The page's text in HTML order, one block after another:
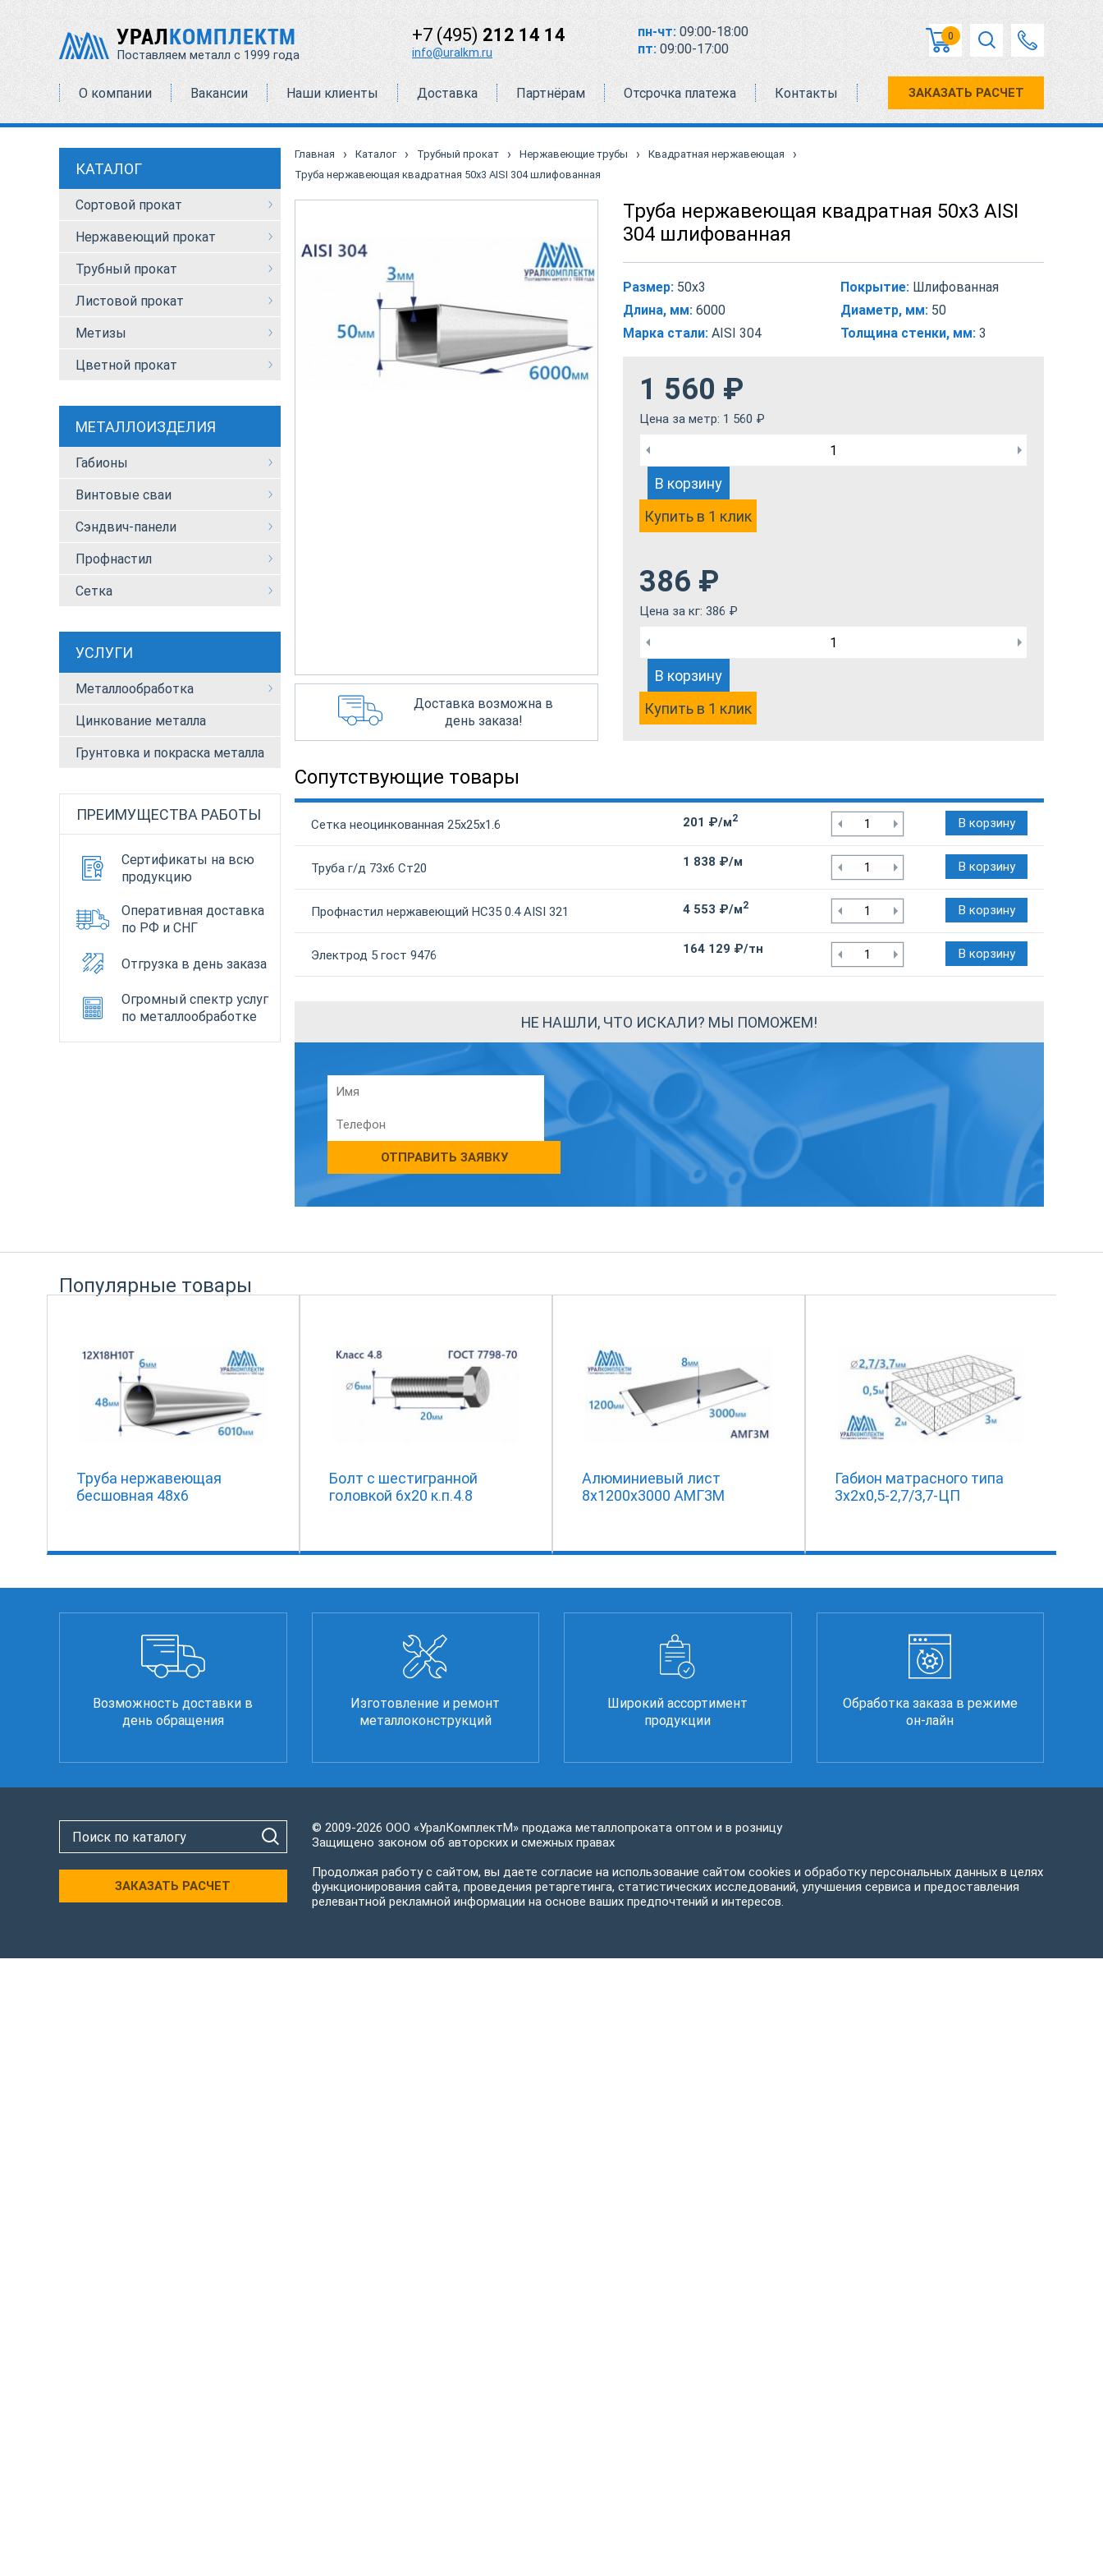
УРАЛКОМПЛЕКТМ
Поставляем металл с 1999 года
+7 (495) 212 14 14
info@uralkm.ru
пн-чт: 09:00-18:00
пт: 09:00-17:00
0
О компании Вакансии Наши клиенты Доставка Партнёрам Отсрочка платежа Контакты ЗАКАЗАТЬ РАСЧЕТ
КАТАЛОГ
Сортовой прокат
Нержавеющий прокат
Трубный прокат
Листовой прокат
Метизы
Цветной прокат
МЕТАЛЛОИЗДЕЛИЯ
Габионы
Винтовые сваи
Сэндвич-панели
Профнастил
Сетка
УСЛУГИ
Металлообработка
Цинкование металла
Грунтовка и покраска металла
ПРЕИМУЩЕСТВА РАБОТЫ
Сертификаты на всю
продукцию
Оперативная доставка
по РФ и СНГ
Отгрузка в день заказа
Огромный спектр услуг
по металлообработке
Главная › Каталог › Трубный прокат › Нержавеющие трубы › Квадратная нержавеющая ›
Труба нержавеющая квадратная 50х3 AISI 304 шлифованная
Доставка возможна в
день заказа!
Труба нержавеющая квадратная 50х3 AISI
304 шлифованная
Размер: 50х3
Длина, мм: 6000
Марка стали: AISI 304
Покрытие: Шлифованная
Диаметр, мм: 50
Толщина стенки, мм: 3
1 560 ₽
Цена за метр: 1 560 ₽
В корзину
Купить в 1 клик
386 ₽
Цена за кг: 386 ₽
В корзину
Купить в 1 клик
Сопутствующие товары
Сетка неоцинкованная 25х25х1.6 201 ₽/м2 В корзину
Труба г/д 73х6 Ст20 1 838 ₽/м В корзину
Профнастил нержавеющий НС35 0.4 AISI 321 4 553 ₽/м2 В корзину
Электрод 5 гост 9476 164 129 ₽/тн В корзину
НЕ НАШЛИ, ЧТО ИСКАЛИ? МЫ ПОМОЖЕМ!
ОТПРАВИТЬ ЗАЯВКУ
Популярные товары
Труба нержавеющая
бесшовная 48х6
Болт с шестигранной
головкой 6х20 к.п.4.8
Алюминиевый лист
8х1200х3000 АМГ3М
Габион матрасного типа
3х2х0,5-2,7/3,7-ЦП
Возможность доставки в
день обращения
Изготовление и ремонт
металлоконструкций
Широкий ассортимент
продукции
Обработка заказа в режиме
он-лайн
ЗАКАЗАТЬ РАСЧЕТ
© 2009-2026 ООО «УралКомплектМ» продажа металлопроката оптом и в розницу
Защищено законом об авторских и смежных правах
Продолжая работу с сайтом, вы даете согласие на использование сайтом cookies и обработку персональных данных в целях
функционирования сайта, проведения ретаргетинга, статистических исследований, улучшения сервиса и предоставления
релевантной рекламной информации на основе ваших предпочтений и интересов.